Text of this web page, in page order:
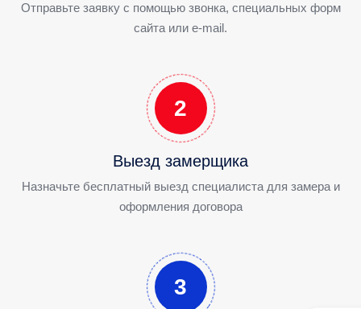
Отправьте заявку с помощью звонка, специальных форм
сайта или e-mail.
2
Выезд замерщика
Назначьте бесплатный выезд специалиста для замера и
оформления договора
3